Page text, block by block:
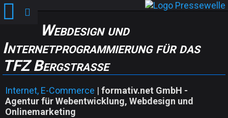
Webdesign und
Internetprogrammierung für das
TFZ Bergstraße
Internet, E-Commerce | formativ.net GmbH -
Agentur für Webentwicklung, Webdesign und
Onlinemarketing